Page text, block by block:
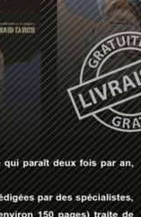
d'une nuit d'été(1982),
particulièrement
donne toute sa
du maître scandinave :
très drôle, très sensible
malheureusement
cruellement
par le même constat :
(Mia Farrow) et ne
est désormais marié à
Dans leur maison de
couples le temps